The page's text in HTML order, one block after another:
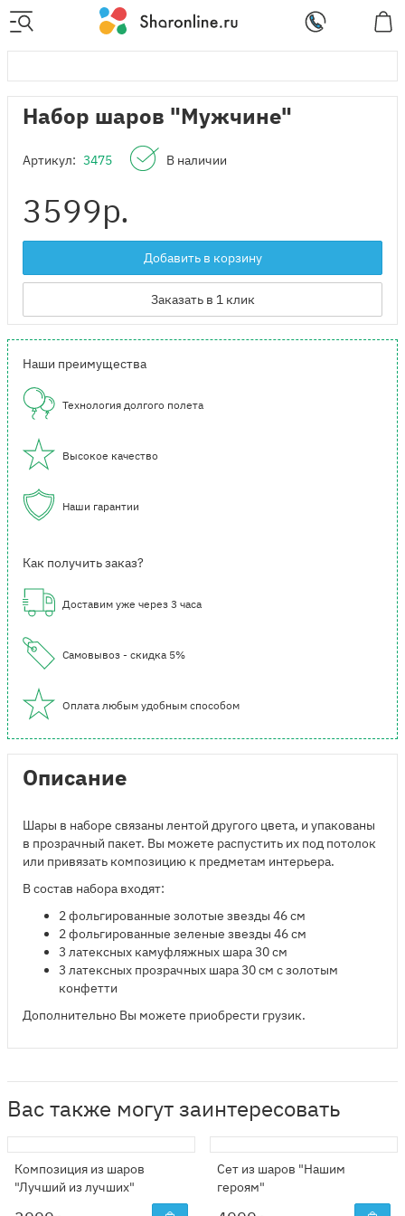
Набор шаров "Мужчине"
Артикул: 3475 В наличии
3599р.
Добавить в корзину
Заказать в 1 клик
Наши преимущества
Технология долгого полета
Высокое качество
Наши гарантии
Как получить заказ?
Доставим уже через 3 часа
Самовывоз - скидка 5%
Оплата любым удобным способом
Описание
Шары в наборе связаны лентой другого цвета, и упакованы
в прозрачный пакет. Вы можете распустить их под потолок
или привязать композицию к предметам интерьера.
В состав набора входят:
2 фольгированные золотые звезды 46 см
​2 фольгированные зеленые звезды 46 см
3 латексных камуфляжных шара 30 см
3 латексных прозрачных шара 30 см с золотым
конфетти
Дополнительно Вы можете приобрести грузик.
Вас также могут заинтересовать
Композиция из шаров
"Лучший из лучших"
Сет из шаров "Нашим
героям"